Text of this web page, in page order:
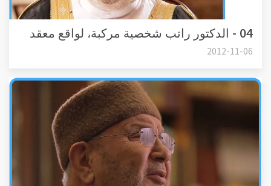
04 - الدكتور راتب شخصية مركبة، لواقع معقد
2012-11-06